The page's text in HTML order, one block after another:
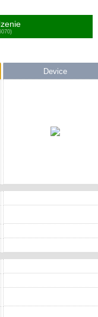
Device